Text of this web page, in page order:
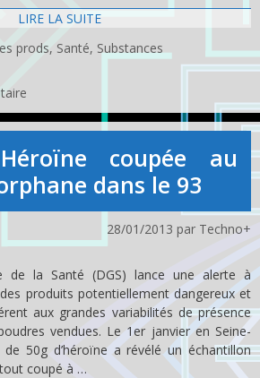
LIRE LA SUITE
prods, Santé, Substances
coupée au
dans le 93
28/01/2013 par Techno+
de la Santé (DGS) lance une alerte à
produits potentiellement dangereux et
aux grandes variabilités de présence
vendues. Le 1er janvier en Seine-
de 50g d’héroïne a révélé un échantillon
coupé à …